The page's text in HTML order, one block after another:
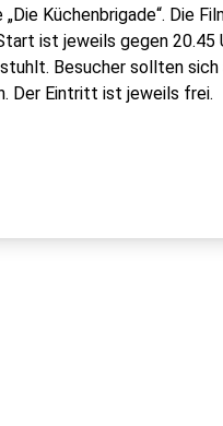
Küchenbrigade“. Die
ist jeweils gegen 20.45
Besucher sollten
Der Eintritt ist jeweils frei.